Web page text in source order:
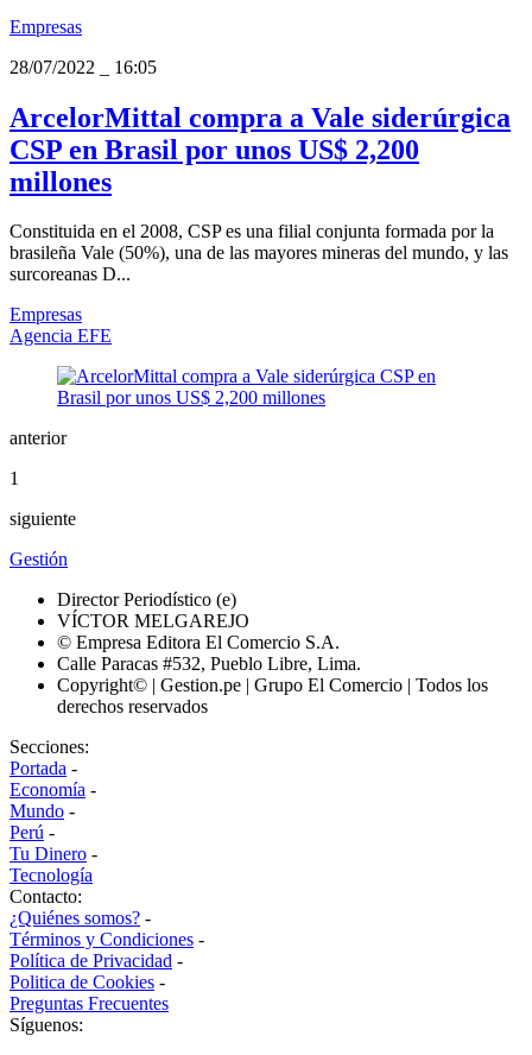
Empresas
28/07/2022
16:05
ArcelorMittal compra a Vale siderúrgica
CSP en Brasil por unos US$ 2,200
millones
Constituida en el 2008, CSP es una filial conjunta formada por la
brasileña Vale (50%), una de las mayores mineras del mundo, y las
surcoreanas D...
Empresas
Agencia EFE
anterior
1
siguiente
Gestión
Director Periodístico (e)
VÍCTOR MELGAREJO
© Empresa Editora El Comercio S.A.
Calle Paracas #532, Pueblo Libre, Lima.
Copyright© | Gestion.pe | Grupo El Comercio | Todos los
derechos reservados
Secciones:
Portada -
Economía -
Mundo -
Perú -
Tu Dinero -
Tecnología
Contacto:
¿Quiénes somos? -
Términos y Condiciones -
Política de Privacidad -
Politica de Cookies -
Preguntas Frecuentes
Síguenos: